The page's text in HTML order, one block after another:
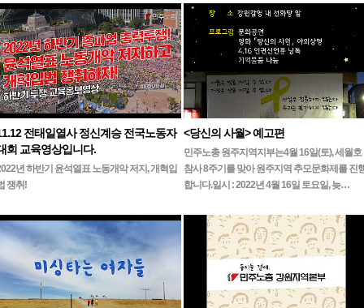
전태일열사 정신계승 전국노동자
회 교육영상입니다.
년 하반기 윤석열표 노동개악 저지, 개혁입
쟁취!
<당신의 사월> 예고편
민주노총 원주지역지부는4월 16일(토), 세월호
참사 8주기를 맞아 원주지역 추모문화제를 진
합니다.일시 : 2022년 4월 16일 토요일, 늦…